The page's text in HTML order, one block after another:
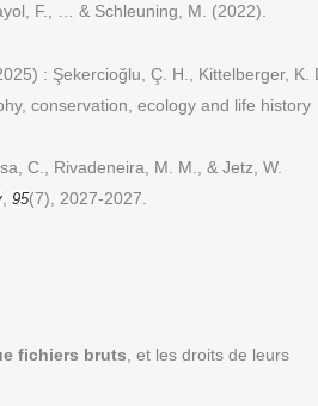
F., … & Schleuning, M. (2022).
: Şekercioğlu, Ç. H., Kittelberger, K.
conservation, ecology and life history
C., Rivadeneira, M. M., & Jetz, W.
95(7), 2027-2027.
fichiers bruts , et les droits de leurs